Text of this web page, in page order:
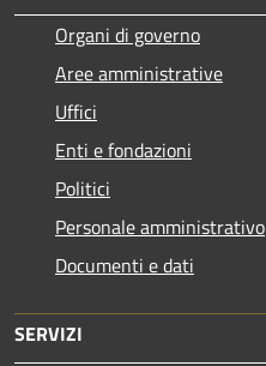
Organi di governo
Aree amministrative
Uffici
Enti e fondazioni
Politici
Personale amministrativo
Documenti e dati
SERVIZI